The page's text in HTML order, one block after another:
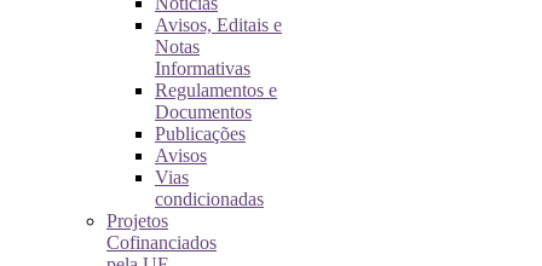
Avisos, Editais e
Notas
Informativas
Regulamentos e
Documentos
Publicações
Avisos
Vias
condicionadas
Projetos
Cofinanciados